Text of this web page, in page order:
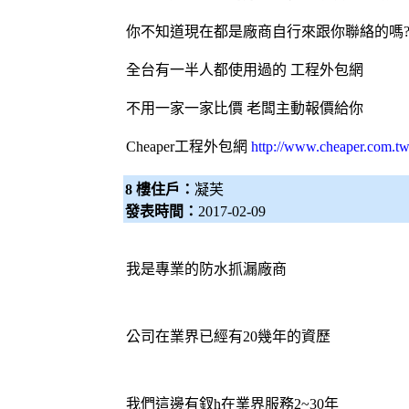
你不知道現在都是廠商自行來跟你聯絡的嗎?
全台有一半人都使用過的 工程外包網
不用一家一家比價 老闆主動報價給你
Cheaper工程外包網 http://
8 樓住戶： 凝芙
發表時間： 2017-02-09
我是專業的防水抓漏廠商
公司在業界已經有20幾年的資歷
我們這邊有釵h在業界服務2~30年